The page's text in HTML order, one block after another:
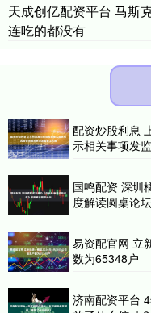
天成创亿配资平台 马斯
连吃的都没有
配资炒股利息
示相关事项发
国鸣配资 深圳
度解读圆桌论坛
易资配官网 立
数为65348户
济南配资平台